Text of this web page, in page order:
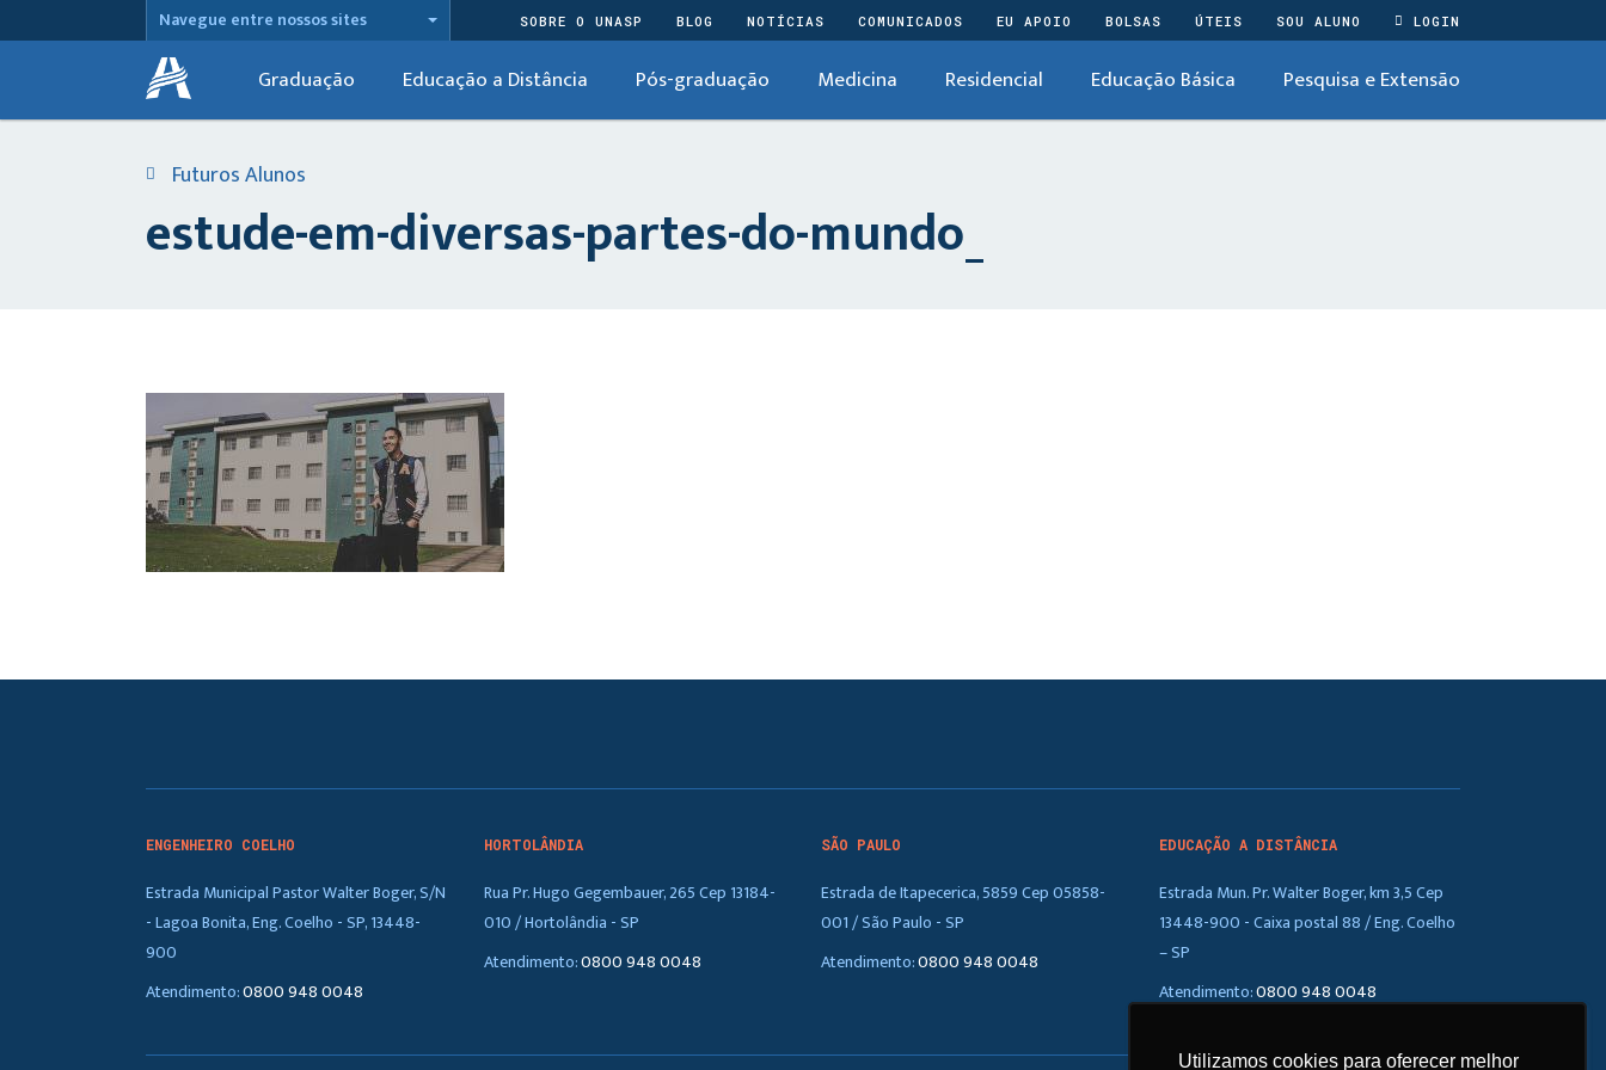
Utilizamos cookies para oferecer melhor
Utilizamos cookies para oferecer melhor
Navegue entre nossos sites SOBRE O UNASP BLOG NOTÍCIAS COMUNICADOS EU APOIO BOLSAS ÚTEIS SOU ALUNO LOGIN
Graduação Educação a Distância Pós-graduação Medicina Residencial Educação Básica Pesquisa e Extensão
Futuros Alunos
estude-em-diversas-partes-do-mundo_
ENGENHEIRO COELHO
Estrada Municipal Pastor Walter Boger, S/N
- Lagoa Bonita, Eng. Coelho - SP, 13448-
900
Atendimento:0800 948 0048
HORTOLÂNDIA
Rua Pr. Hugo Gegembauer, 265 Cep 13184-
010 / Hortolândia - SP
Atendimento:0800 948 0048
SÃO PAULO
Estrada de Itapecerica, 5859 Cep 05858-
001 / São Paulo - SP
Atendimento:0800 948 0048
EDUCAÇÃO A DISTÂNCIA
Estrada Mun. Pr. Walter Boger, km 3,5 Cep
13448-900 - Caixa postal 88 / Eng. Coelho
– SP
Atendimento:0800 948 0048